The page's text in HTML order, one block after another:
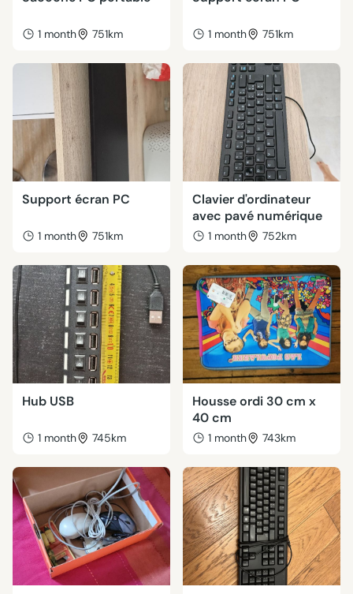
1 month 751km 1 month 751km
Support écran PC
1 month 751km
Clavier d'ordinateur
avec pavé numérique
1 month 752km
Hub USB
1 month 745km
Housse ordi 30 cm x
40 cm
1 month 743km